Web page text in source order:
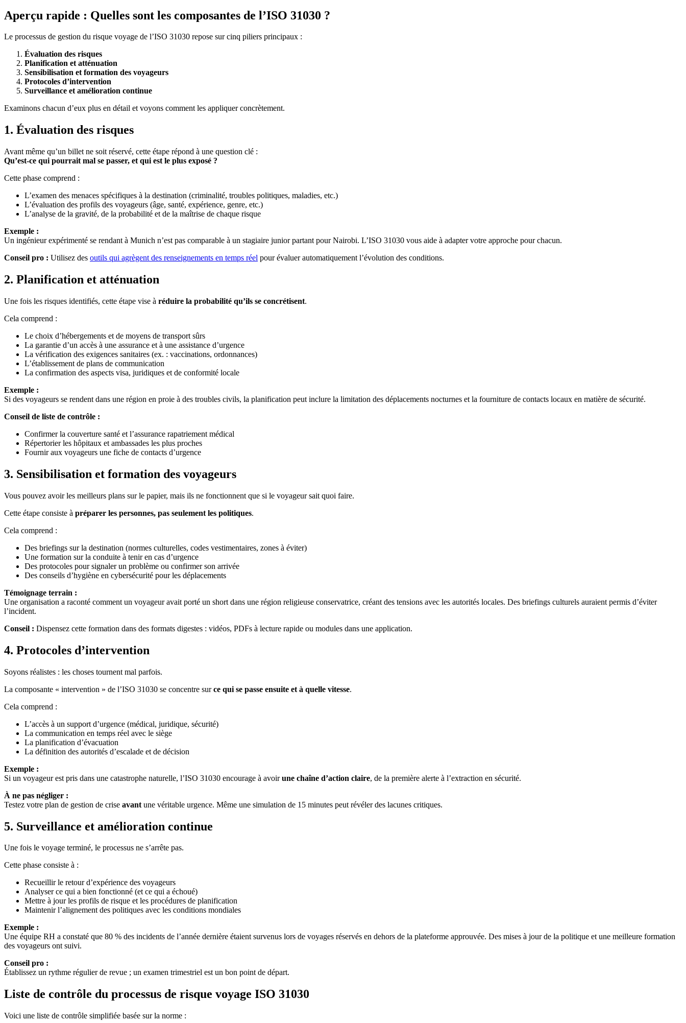
Aperçu rapide : Quelles sont les composantes de l’ISO 31030 ?
Le processus de gestion du risque voyage de l’ISO 31030 repose sur cinq piliers principaux :
Évaluation des risques
Planification et atténuation
Sensibilisation et formation des voyageurs
Protocoles d’intervention
Surveillance et amélioration continue
Examinons chacun d’eux plus en détail et voyons comment les appliquer concrètement.
1. Évaluation des risques
Avant même qu’un billet ne soit réservé, cette étape répond à une question clé :
Qu’est-ce qui pourrait mal se passer, et qui est le plus exposé ?
Cette phase comprend :
L’examen des menaces spécifiques à la destination (criminalité, troubles politiques, maladies, etc.)
L’évaluation des profils des voyageurs (âge, santé, expérience, genre, etc.)
L’analyse de la gravité, de la probabilité et de la maîtrise de chaque risque
Exemple :
Un ingénieur expérimenté se rendant à Munich n’est pas comparable à un stagiaire junior partant pour Nairobi. L’ISO 31030 vous aide à adapter votre approche pour chacun.
Conseil pro : Utilisez des outils qui agrègent des renseignements en temps réel pour évaluer automatiquement l’évolution des conditions.
2. Planification et atténuation
Une fois les risques identifiés, cette étape vise à réduire la probabilité qu’ils se concrétisent.
Cela comprend :
Le choix d’hébergements et de moyens de transport sûrs
La garantie d’un accès à une assurance et à une assistance d’urgence
La vérification des exigences sanitaires (ex. : vaccinations, ordonnances)
L’établissement de plans de communication
La confirmation des aspects visa, juridiques et de conformité locale
Exemple :
Si des voyageurs se rendent dans une région en proie à des troubles civils, la planification peut inclure la limitation des déplacements nocturnes et la fourniture de contacts locaux en matière de sécurité.
Conseil de liste de contrôle :
Confirmer la couverture santé et l’assurance rapatriement médical
Répertorier les hôpitaux et ambassades les plus proches
Fournir aux voyageurs une fiche de contacts d’urgence
3. Sensibilisation et formation des voyageurs
Vous pouvez avoir les meilleurs plans sur le papier, mais ils ne fonctionnent que si le voyageur sait quoi faire.
Cette étape consiste à préparer les personnes, pas seulement les politiques.
Cela comprend :
Des briefings sur la destination (normes culturelles, codes vestimentaires, zones à éviter)
Une formation sur la conduite à tenir en cas d’urgence
Des protocoles pour signaler un problème ou confirmer son arrivée
Des conseils d’hygiène en cybersécurité pour les déplacements
Témoignage terrain :
Une organisation a raconté comment un voyageur avait porté un short dans une région religieuse conservatrice, créant des tensions avec les autorités locales. Des briefings culturels auraient permis d’éviter
l’incident.
Conseil : Dispensez cette formation dans des formats digestes : vidéos, PDFs à lecture rapide ou modules dans une application.
4. Protocoles d’intervention
Soyons réalistes : les choses tournent mal parfois.
La composante « intervention » de l’ISO 31030 se concentre surce qui se passe ensuite et à quelle vitesse.
Cela comprend :
L’accès à un support d’urgence (médical, juridique, sécurité)
La communication en temps réel avec le siège
La planification d’évacuation
La définition des autorités d’escalade et de décision
Exemple :
Si un voyageur est pris dans une catastrophe naturelle, l’ISO 31030 encourage à avoirune chaîne d’action claire, de la première alerte à l’extraction en sécurité.
À ne pas négliger :
Testez votre plan de gestion de crise avant une véritable urgence. Même une simulation de 15 minutes peut révéler des lacunes critiques.
5. Surveillance et amélioration continue
Une fois le voyage terminé, le processus ne s’arrête pas.
Cette phase consiste à :
Recueillir le retour d’expérience des voyageurs
Analyser ce qui a bien fonctionné (et ce qui a échoué)
Mettre à jour les profils de risque et les procédures de planification
Maintenir l’alignement des politiques avec les conditions mondiales
Exemple :
Une équipe RH a constaté que 80 % des incidents de l’année dernière étaient survenus lors de voyages réservés en dehors de la plateforme approuvée. Des mises à jour de la politique et une meilleure formation
des voyageurs ont suivi.
Conseil pro :
Établissez un rythme régulier de revue ; un examen trimestriel est un bon point de départ.
Liste de contrôle du processus de risque voyage ISO 31030
Voici une liste de contrôle simplifiée basée sur la norme :